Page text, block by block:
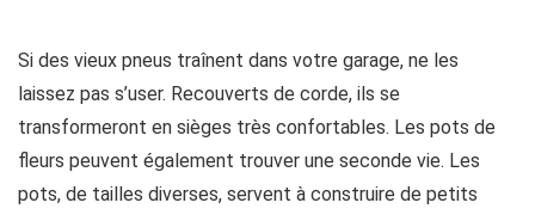
Si des vieux pneus traînent dans votre garage, ne les
laissez pas s’user. Recouverts de corde, ils se
transformeront en sièges très confortables. Les pots de
fleurs peuvent également trouver une seconde vie. Les
pots, de tailles diverses, servent à construire de petits